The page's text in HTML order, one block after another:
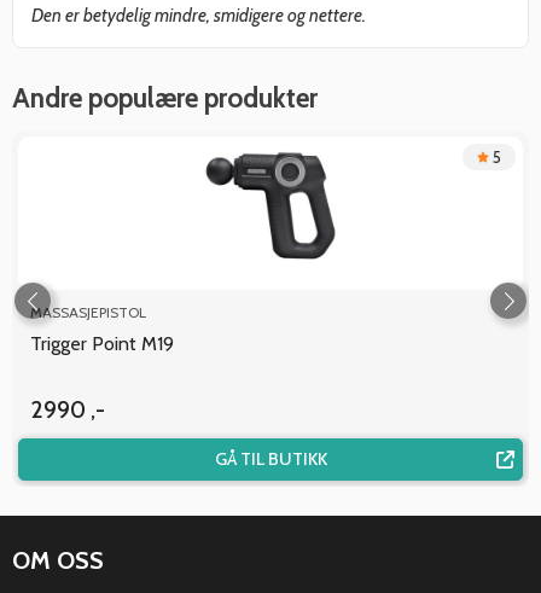
Den er betydelig mindre, smidigere og nettere.
Andre populære produkter
5
MASSASJEPISTOL
Trigger Point M19
2990 ,-
GÅ TIL BUTIKK
OM OSS